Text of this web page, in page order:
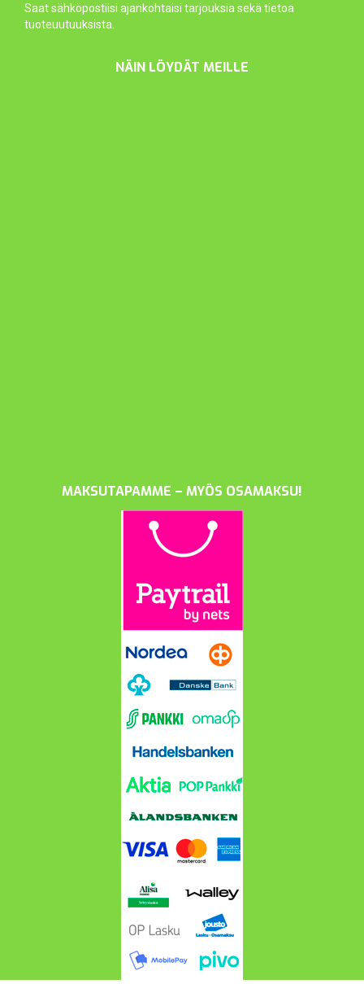
Saat sähköpostiisi ajankohtaisi tarjouksia sekä tietoa
tuoteuutuuksista.
NÄIN LÖYDÄT MEILLE
MAKSUTAPAMME – MYÖS OSAMAKSU!